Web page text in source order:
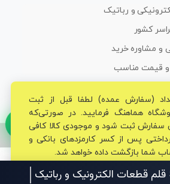
و رباتیک
کشور
و مشاوره خرید
و قیمت مناسب
تخصصی قم الکترونیک محفوظ می‌باشد.
(سفارش عمده) لطفا قبل از ثبت
هماهنگ فرمایید. در صورتی‌که
سفارش ثبت شود و موجودی کالا کافی
پس از کسر کارمزدهای بانکی و
شما بازگشت داده خواهد شد.